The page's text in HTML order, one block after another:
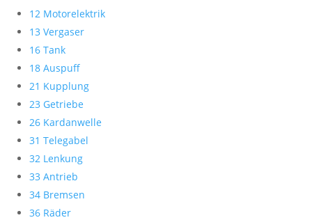
12 Motorelektrik
13 Vergaser
16 Tank
18 Auspuff
21 Kupplung
23 Getriebe
26 Kardanwelle
31 Telegabel
32 Lenkung
33 Antrieb
34 Bremsen
36 Räder